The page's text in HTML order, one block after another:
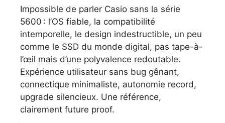
Impossible de parler Casio sans la série
5600 : l’OS fiable, la compatibilité
intemporelle, le design indestructible, un peu
comme le SSD du monde digital, pas tape-à-
l’œil mais d’une polyvalence redoutable.
Expérience utilisateur sans bug gênant,
connectique minimaliste, autonomie record,
upgrade silencieux. Une référence,
clairement future proof.